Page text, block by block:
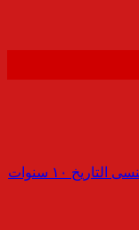
كلمة حق : د.شاكر أديت ماعليك .. لن ينسى التاريخ ١٠ سنوات